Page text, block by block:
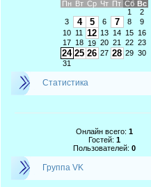
Пн Вт Ср Чт Пт Сб Вс
1
2
3
4 5 6 7 8
9
10
11 12 13 14 15
16
17
18 19 20 21 22 23
24 25 26 27 28 29 30
31
Статистика
Онлайн всего: 1
Гостей: 1
Пользователей: 0
Группа VK